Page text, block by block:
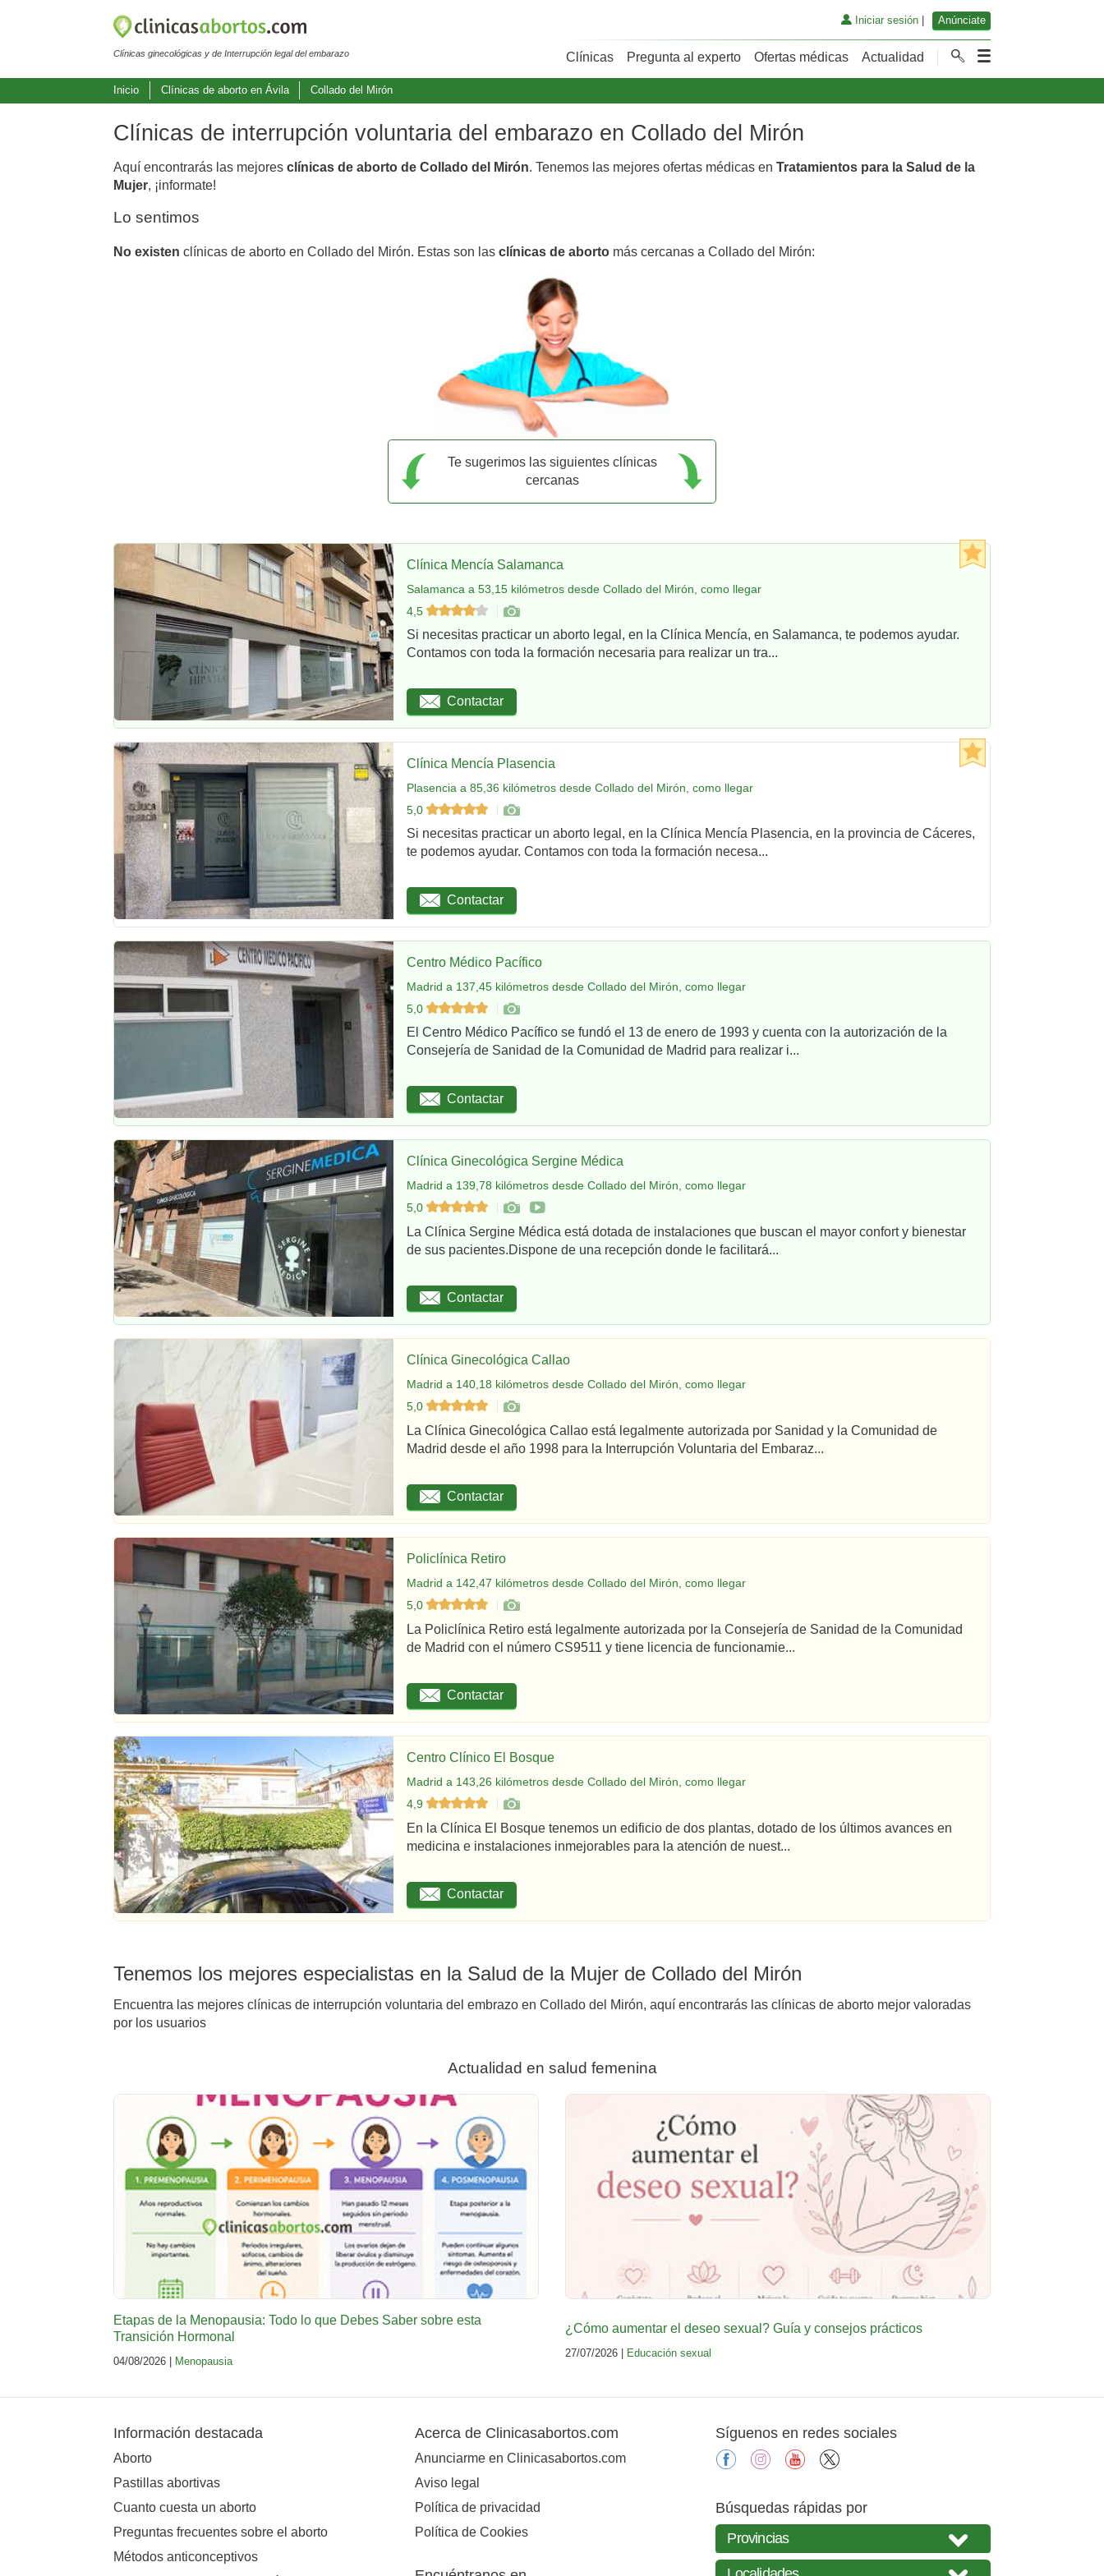
Clínicas ginecológicas y de Interrupción legal del embarazo
Iniciar sesión| Anúnciate
Clínicas Pregunta al experto Ofertas médicas Actualidad
Inicio Clínicas de aborto en Ávila Collado del Mirón
Clínicas de interrupción voluntaria del embarazo en Collado del Mirón
Aquí encontrarás las mejores clínicas de aborto de Collado del Mirón. Tenemos las mejores ofertas médicas en Tratamientos para la Salud de la
Mujer, ¡informate!
Lo sentimos
No existen clínicas de aborto en Collado del Mirón. Estas son las clínicas de aborto más cercanas a Collado del Mirón:
Te sugerimos las siguientes clínicas
cercanas
Clínica Mencía Salamanca
Salamanca a 53,15 kilómetros desde Collado del Mirón, como llegar
4,5
Si necesitas practicar un aborto legal, en la Clínica Mencía, en Salamanca, te podemos ayudar.
Contamos con toda la formación necesaria para realizar un tra...
Contactar
Clínica Mencía Plasencia
Plasencia a 85,36 kilómetros desde Collado del Mirón, como llegar
5,0
Si necesitas practicar un aborto legal, en la Clínica Mencía Plasencia, en la provincia de Cáceres,
te podemos ayudar. Contamos con toda la formación necesa...
Contactar
Centro Médico Pacífico
Madrid a 137,45 kilómetros desde Collado del Mirón, como llegar
5,0
El Centro Médico Pacífico se fundó el 13 de enero de 1993 y cuenta con la autorización de la
Consejería de Sanidad de la Comunidad de Madrid para realizar i...
Contactar
Clínica Ginecológica Sergine Médica
Madrid a 139,78 kilómetros desde Collado del Mirón, como llegar
5,0
La Clínica Sergine Médica está dotada de instalaciones que buscan el mayor confort y bienestar
de sus pacientes.Dispone de una recepción donde le facilitará...
Contactar
Clínica Ginecológica Callao
Madrid a 140,18 kilómetros desde Collado del Mirón, como llegar
5,0
La Clínica Ginecológica Callao está legalmente autorizada por Sanidad y la Comunidad de
Madrid desde el año 1998 para la Interrupción Voluntaria del Embaraz...
Contactar
Policlínica Retiro
Madrid a 142,47 kilómetros desde Collado del Mirón, como llegar
5,0
La Policlínica Retiro está legalmente autorizada por la Consejería de Sanidad de la Comunidad
de Madrid con el número CS9511 y tiene licencia de funcionamie...
Contactar
Centro Clínico El Bosque
Madrid a 143,26 kilómetros desde Collado del Mirón, como llegar
4,9
En la Clínica El Bosque tenemos un edificio de dos plantas, dotado de los últimos avances en
medicina e instalaciones inmejorables para la atención de nuest...
Contactar
Tenemos los mejores especialistas en la Salud de la Mujer de Collado del Mirón
Encuentra las mejores clínicas de interrupción voluntaria del embrazo en Collado del Mirón, aquí encontrarás las clínicas de aborto mejor valoradas
por los usuarios
Actualidad en salud femenina
Etapas de la Menopausia: Todo lo que Debes Saber sobre esta
Transición Hormonal
04/08/2026 | Menopausia
¿Cómo aumentar el deseo sexual? Guía y consejos prácticos
27/07/2026 | Educación sexual
Información destacada
Aborto
Pastillas abortivas
Cuanto cuesta un aborto
Preguntas frecuentes sobre el aborto
Métodos anticonceptivos
Acerca de Clinicasabortos.com
Anunciarme en Clinicasabortos.com
Aviso legal
Política de privacidad
Política de Cookies
Síguenos en redes sociales
facebookinstagramyoutube
Búsquedas rápidas por